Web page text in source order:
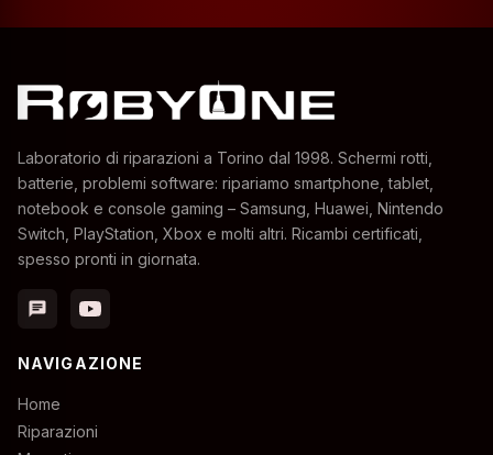
Laboratorio di riparazioni a Torino dal 1998. Schermi rotti,
batterie, problemi software: ripariamo smartphone, tablet,
notebook e console gaming – Samsung, Huawei, Nintendo
Switch, PlayStation, Xbox e molti altri. Ricambi certificati,
spesso pronti in giornata.
chat
NAVIGAZIONE
Home
Riparazioni